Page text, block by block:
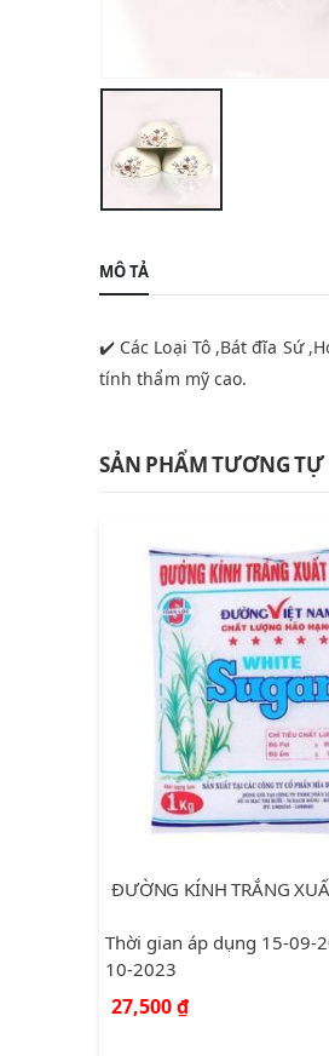
MÔ TẢ
✔️ Các Loại Tô ,Bát đĩa Sứ
tính thẩm mỹ cao.
SẢN PHẨM TƯƠNG TỰ
NƯỚC MẮM CHINSU CÁ
Thời gian áp dụng 15-09-
10-2023
51,000₫